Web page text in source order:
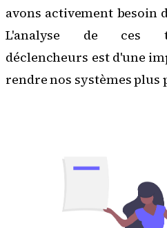
avons activement besoin
L'analyse de ces
déclencheurs est d'une
rendre nos systèmes